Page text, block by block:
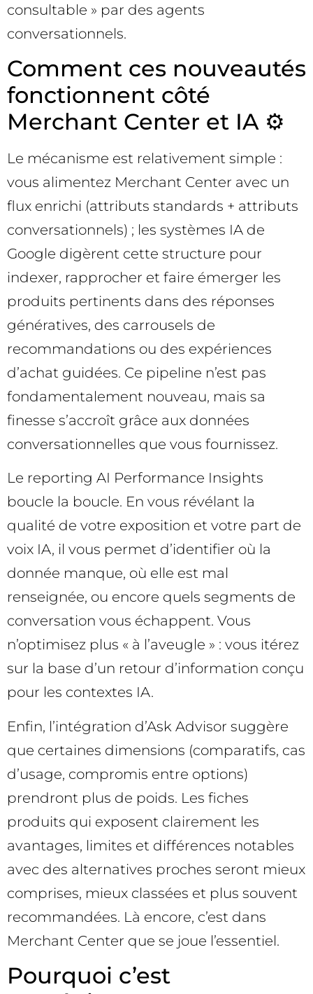
consultable » par des agents
conversationnels.
Comment ces nouveautés
fonctionnent côté
Merchant Center et IA ⚙️
Le mécanisme est relativement simple :
vous alimentez Merchant Center avec un
flux enrichi (attributs standards + attributs
conversationnels) ; les systèmes IA de
Google digèrent cette structure pour
indexer, rapprocher et faire émerger les
produits pertinents dans des réponses
génératives, des carrousels de
recommandations ou des expériences
d’achat guidées. Ce pipeline n’est pas
fondamentalement nouveau, mais sa
finesse s’accroît grâce aux données
conversationnelles que vous fournissez.
Le reporting AI Performance Insights
boucle la boucle. En vous révélant la
qualité de votre exposition et votre part de
voix IA, il vous permet d’identifier où la
donnée manque, où elle est mal
renseignée, ou encore quels segments de
conversation vous échappent. Vous
n’optimisez plus « à l’aveugle » : vous itérez
sur la base d’un retour d’information conçu
pour les contextes IA.
Enfin, l’intégration d’Ask Advisor suggère
que certaines dimensions (comparatifs, cas
d’usage, compromis entre options)
prendront plus de poids. Les fiches
produits qui exposent clairement les
avantages, limites et différences notables
avec des alternatives proches seront mieux
comprises, mieux classées et plus souvent
recommandées. Là encore, c’est dans
Merchant Center que se joue l’essentiel.
Pourquoi c’est